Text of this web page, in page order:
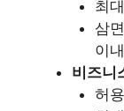
최
삼
이내
비즈니
허